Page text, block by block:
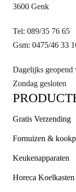
3600 Genk
Tel: 089/35 76 65
Gsm: 0475/46 33
Dagelijks geopend
Zondag gesloten
Gratis Verzending
Fornuizen &
Keukenapparaten
Horeca Koelkasten